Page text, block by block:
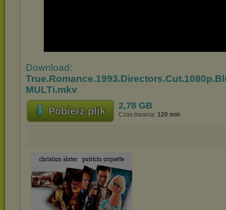
Download:
MULTi.mkv
Pobierz plik 2,78 GB
Czas trwania: 120 min